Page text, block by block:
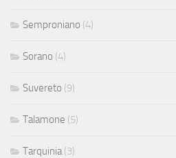
Semproniano (4)
Sorano (4)
Suvereto (9)
Talamone (5)
Tarquinia (3)